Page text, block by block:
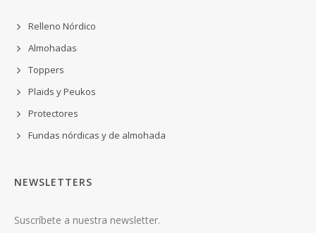
Relleno Nórdico
Almohadas
Toppers
Plaids y Peukos
Protectores
Fundas nórdicas y de almohada
NEWSLETTERS
Suscríbete a nuestra newsletter.